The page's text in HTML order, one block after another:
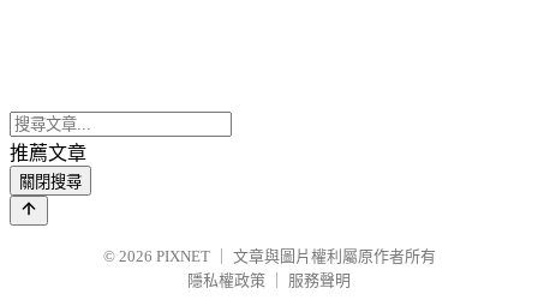
推薦文章
關閉搜尋
© 2026 PIXNET
文章與圖片權利屬原作者所有
隱私權政策
服務聲明